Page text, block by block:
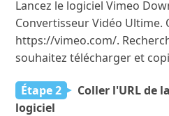
Lancez le logiciel Vimeo
Convertisseur Vidéo Ultime.
https://vimeo.com/.
souhaitez télécharger et
Étape 2
Coller l'URL de
logiciel